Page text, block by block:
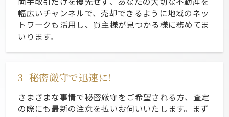
幅広いチャンネルで、売却できるように地域のネッ
トワークも活用し、買主様が見つかる様に務めてま
いります。
3 秘密厳守で迅速に!
さまざまな事情で秘密厳守をご希望される方、査定
の際にも最新の注意を払いお伺いいたします。まず